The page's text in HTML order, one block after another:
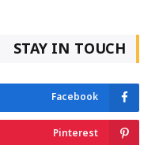
STAY IN TOUCH
Facebook
Pinterest